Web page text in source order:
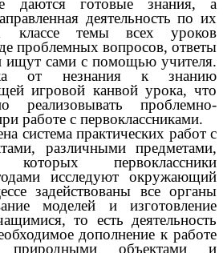
даются готовые знания, а
деятельность по их
темы всех уроков
проблемных вопросов, ответы
ищут сами с помощью учителя.
от незнания к знанию
игровой канвой урока, что
реализовывать проблемно-
работе с первоклассниками.
система практических работ с
различными предметами,
первоклассники
исследуют окружающий
задействованы все органы
моделей и изготовление
то есть деятельность
дополнение к работе
природными объектами и